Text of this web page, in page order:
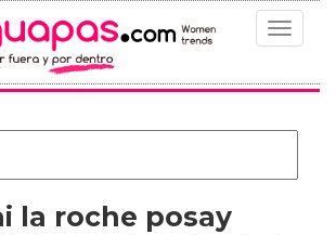
Toggle
la roche posay